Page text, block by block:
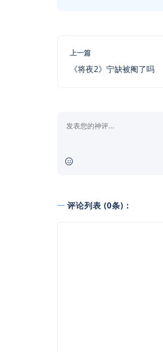
上一篇
《将夜2》宁缺被阉了吗
评论列表 (0条)：